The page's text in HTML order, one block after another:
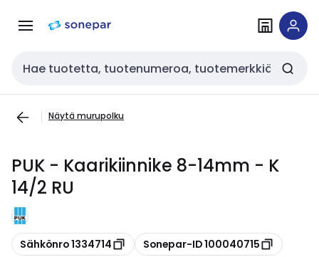
navigointiinsisältöön
Haku
Näytä murupolku
PUK - Kaarikiinnike 8-14mm - K
14/2 RU
Kopioi
Sähkönro 1334714 Kopioi
Sonepar-ID 100040715